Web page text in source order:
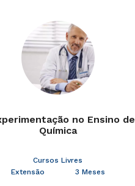
no Ensino de
Química
Cursos Livres
Extensão
3 Meses